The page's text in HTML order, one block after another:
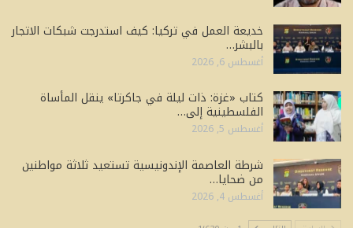
خديعة العمل في تركيا: كيف استدرجت شبكات الاتجار
بالبشر…
أغسطس 6, 2026
كتاب «غزة: ذات ليلة في جاكرتا» ينقل المأساة
الفلسطينية إلى…
أغسطس 5, 2026
شرطة العاصمة الإندونيسية تستعيد ثلاثة مواطنين
من ضحايا…
أغسطس 4, 2026